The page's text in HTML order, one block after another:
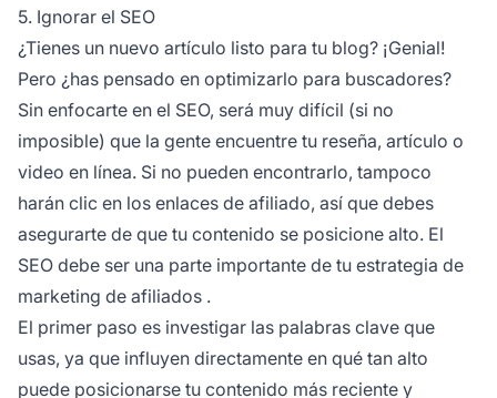
5. Ignorar el SEO
¿Tienes un nuevo artículo listo para tu blog? ¡Genial!
Pero ¿has pensado en optimizarlo para buscadores?
Sin enfocarte en el SEO, será muy difícil (si no
imposible) que la gente encuentre tu reseña, artículo o
video en línea. Si no pueden encontrarlo, tampoco
harán clic en los enlaces de afiliado, así que debes
asegurarte de que tu contenido se posicione alto. El
SEO debe ser una parte importante de tu estrategia de
marketing de afiliados .
El primer paso es investigar las palabras clave que
usas, ya que influyen directamente en qué tan alto
puede posicionarse tu contenido más reciente y